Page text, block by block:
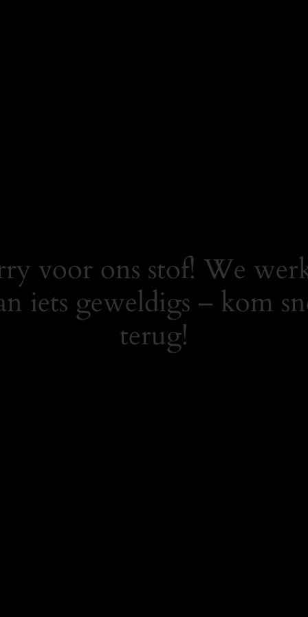
voor ons stof! We
iets geweldigs – kom
terug!